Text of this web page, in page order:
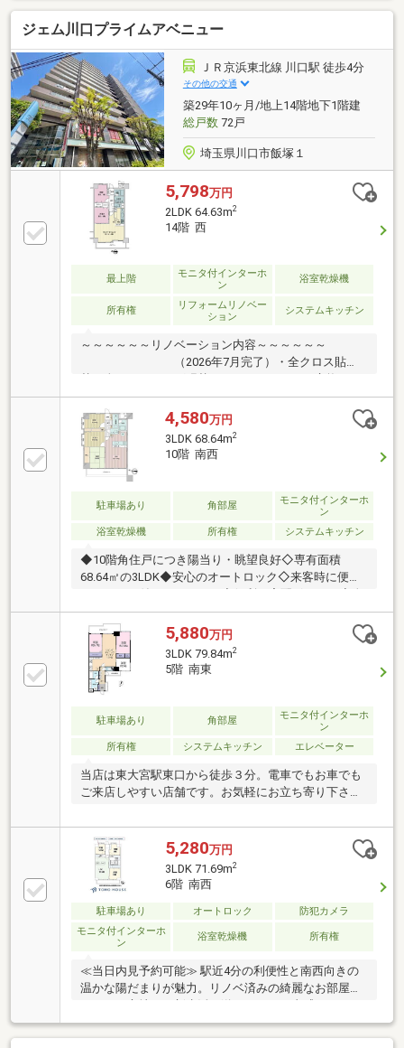
ジェム川口プライムアベニュー
ＪＲ京浜東北線 川口駅 徒歩4分
その他の交通
築29年10ヶ月/地上14階地下1階建
総戸数72戸
埼玉県川口市飯塚１
5,798万円
2LDK 64.63m2
14階 西
最上階
モニタ付インターホ
ン
浴室乾燥機
所有権
リフォームリノベー
ション
システムキッチン
～～～～～～リノベーション内容～～～～～～
（2026年7月完了）・全クロス貼
イレ交換・ユニットバス交換・洗面化粧台交換・洗濯
機用防水パン交換・給湯器交換 ・・等
4,580万円
3LDK 68.64m2
10階 南西
駐車場あり 角部屋
モニタ付インターホ
ン
浴室乾燥機
所有権 システムキッチン
◆10階角住戸につき陽当り・眺望良好◇専有面積
68.64㎡の3LDK◆安心のオートロック◇来客時に便利
気の対面キッチン◆浴室換気乾燥機付・オートバスの
浴室◇温水洗浄便座付のトイレ【周辺環境】・コモデ
ィイイダ川口リプレ店 徒歩2分（約150m）・オーケ
ー川口店 徒歩2分（約160m）・セブンイレブン川口
駅西口店 徒歩1分（約70m）・トモズ川口店 徒歩4
分（約300m）・ららテラス川口 徒歩9分（約
650m）・かわぐちキャスティ 徒歩9分（約650m）・
5,880万円
3LDK 79.84m2
5階 南東
駐車場あり 角部屋
モニタ付インターホ
ン
所有権
システムキッチン エレベーター
当店は東大宮駅東口から徒歩３分。電車でもお車でも
ご来店しやすい店舗です。お気軽にお立ち寄り下さ
5,280万円
3LDK 71.69m2
6階 南西
駐車場あり オートロック
防犯カメラ
モニタ付インターホ
ン
浴室乾燥機 所有権
≪当日内見予約可能≫ 駅近4分の利便性と南西向きの
温かな陽だまりが魅力。リノベ済みの綺麗なお部屋で
た。